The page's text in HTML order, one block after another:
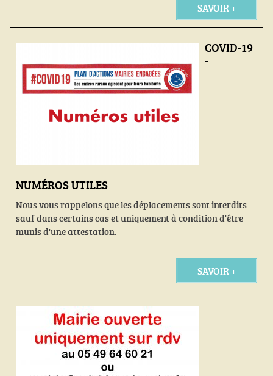
SAVOIR +
COVID-19
-
NUMÉROS UTILES
Nous vous rappelons que les déplacements sont interdits
sauf dans certains cas et uniquement à condition d'être
munis d'une attestation.
SAVOIR +